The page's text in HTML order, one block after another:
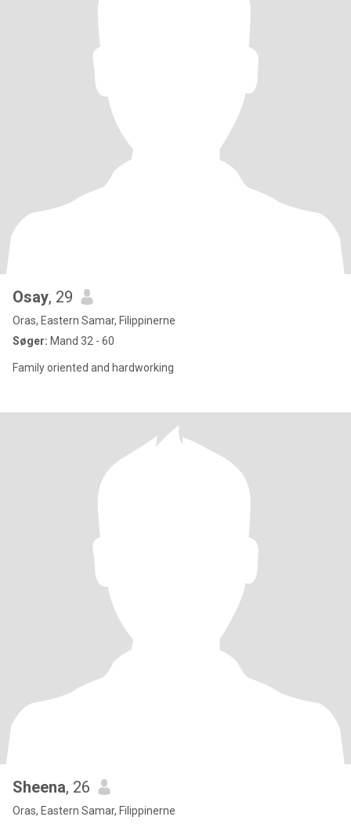
Osay, 29
Oras, Eastern Samar, Filippinerne
Søger: Mand 32 - 60
Family oriented and hardworking
Sheena, 26
Oras, Eastern Samar, Filippinerne